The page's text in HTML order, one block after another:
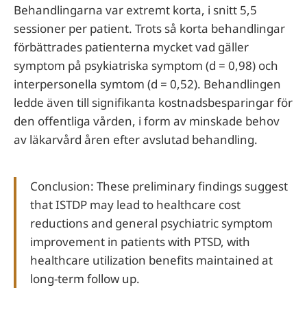
Behandlingarna var extremt korta, i snitt 5,5
sessioner per patient. Trots så korta behandlingar
förbättrades patienterna mycket vad gäller
symptom på psykiatriska symptom (d = 0,98) och
interpersonella symtom (d = 0,52). Behandlingen
ledde även till signifikanta kostnadsbesparingar för
den offentliga vården, i form av minskade behov
av läkarvård åren efter avslutad behandling.
Conclusion: These preliminary findings suggest
that ISTDP may lead to healthcare cost
reductions and general psychiatric symptom
improvement in patients with PTSD, with
healthcare utilization benefits maintained at
long-term follow up.